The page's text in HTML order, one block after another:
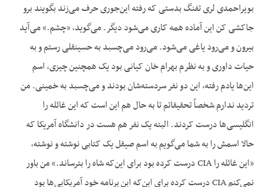
بویراحمدی لری تفنگ بدستی که رفته این‌جوری حرف می‌زند بگویند برو
جاکشی کن این آماده همه کاری می‌شود دیگر. می‌گوید، «چشم.» می‌آید
بیرون و می‌رود یاغی می‌شود. می‌رود می‌چسبد به حسینقلی رستم و به
حیات داوری و به نظرم بهرام خان کیانی بود یک همچنین چیزی، اسم
این‌ها یادم رفته، این دو نفر سردسته‌شان بودند و می‌چسبد به خمینی. من
تردید ندارم شخصاً تحقیقاتم تا به حال هم این است که این غائله را
انگلیسی‌ها درست کردند. البته یک نفر هم هست در دانشگاه آمریکا که
حالا اسمش را به شما می‌گویم به اسم صیقل یک کتابی نوشته و نوشته،
«این غائله را CIA درست کرده بود برای این‌که شاه را بترساند.» من باور
نمی‌کنم CIA درست کرده برای این‌که این برنامه خود آمریکایی‌ها بود